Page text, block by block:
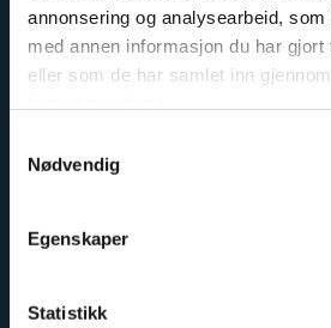
annonsering og analysearbeid,
med annen informasjon du har gjort
eller som de har samlet inn
Nødvendig
Egenskaper
Statistikk